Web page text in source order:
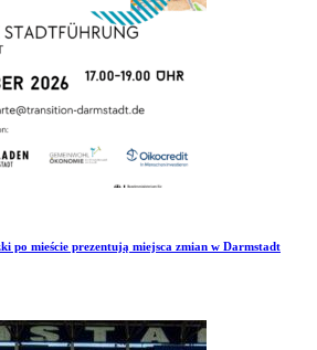
po mieście prezentują miejsca zmian w Darmstadt